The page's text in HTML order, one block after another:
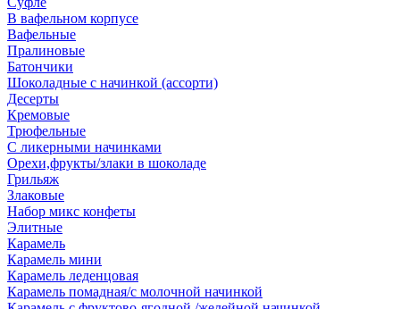
В вафельном корпусе
Вафельные
Пралиновые
Батончики
Шоколадные с начинкой (ассорти)
Десерты
Кремовые
Трюфельные
С ликерными начинками
Орехи,фрукты/злаки в шоколаде
Грильяж
Злаковые
Набор микс конфеты
Элитные
Карамель
Карамель мини
Карамель леденцовая
Карамель помадная/с молочной начинкой